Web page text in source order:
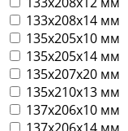
133х208х14 мм
135х205х10 мм
135х205х14 мм
135х207х20 мм
135х210х13 мм
137х206х10 мм